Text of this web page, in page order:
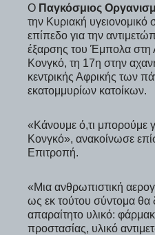
Ο Παγκόσμιος
την Κυριακή υγειονομικό
επίπεδο για την
έξαρσης του Έμπολα στη
Κονγκό, τη 17η στην
κεντρικής Αφρικής των
εκατομμυρίων κατοίκων.
«Κάνουμε ό,τι μπορούμε
Κονγκό», ανακοίνωσε
Επιτροπή.
«Μια ανθρωπιστική
ως εκ τούτου σύντομα
απαραίτητο υλικό:
προστασίας, υλικό